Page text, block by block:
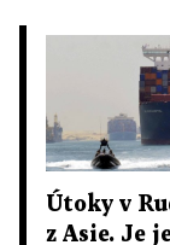
Útoky v
z Asie. Je